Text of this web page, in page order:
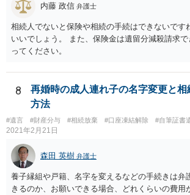
内藤 政信 弁護士
相続人でないと保険や相続の手続はできないです
いいでしょう。 また、保険金は遺留分減殺請求
ってください。
8
再婚時の成人連れ子の名字変更と相
方法
#遺言 #財産分与 #相続放棄 #口座凍結解除 #自筆証書
2021年2月21日
森田 英樹 弁護士
養子縁組や戸籍、名字を変えるなどの手続きは弁
きるのか、お願いできる場合、どれくらいの費用